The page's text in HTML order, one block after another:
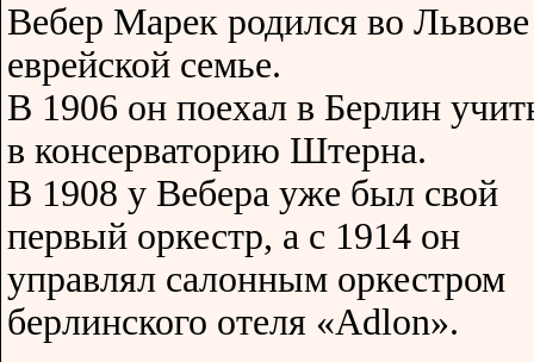
Вебер Марек родился во
еврейской семье.
В 1906 он поехал в Берлин
в консерваторию Штерна.
В 1908 у Вебера уже был свой
первый оркестр, а с 1914 он
управлял салонным оркестром
берлинского отеля «Adlon».